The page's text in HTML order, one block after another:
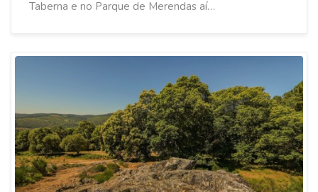
Taberna e no Parque de Merendas aí…